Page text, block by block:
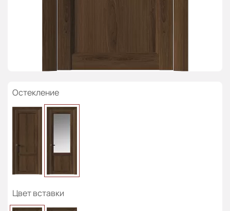
Остекление
Цвет вставки